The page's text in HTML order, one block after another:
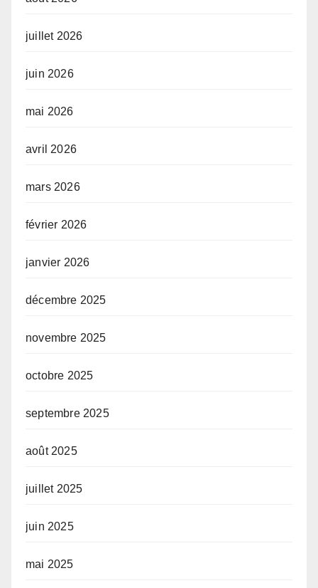
juillet 2026
juin 2026
mai 2026
avril 2026
mars 2026
février 2026
janvier 2026
décembre 2025
novembre 2025
octobre 2025
septembre 2025
août 2025
juillet 2025
juin 2025
mai 2025